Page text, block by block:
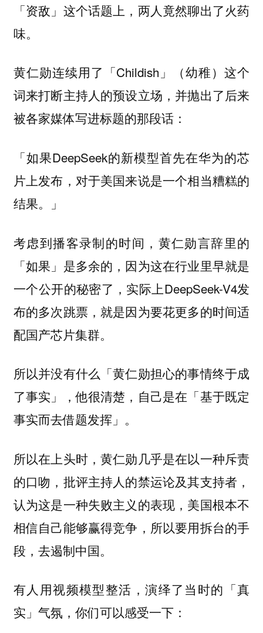
「资敌」这个话题上，两人竟然聊出了火药
味。
黄仁勋连续用了「Childish」（幼稚）这个
词来打断主持人的预设立场，并抛出了后来
被各家媒体写进标题的那段话：
「如果DeepSeek的新模型首先在华为的芯
片上发布，对于美国来说是一个相当糟糕的
结果。」
考虑到播客录制的时间，黄仁勋言辞里的
「如果」是多余的，因为这在行业里早就是
一个公开的秘密了，实际上DeepSeek-V4发
布的多次跳票，就是因为要花更多的时间适
配国产芯片集群。
所以并没有什么「黄仁勋担心的事情终于成
了事实」，他很清楚，自己是在「基于既定
事实而去借题发挥」。
所以在上头时，黄仁勋几乎是在以一种斥责
的口吻，批评主持人的禁运论及其支持者，
认为这是一种失败主义的表现，美国根本不
相信自己能够赢得竞争，所以要用拆台的手
段，去遏制中国。
有人用视频模型整活，演绎了当时的「真
实」气氛，你们可以感受一下：